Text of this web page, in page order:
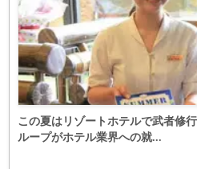
この夏はリゾートホテルで武者修
ループがホテル業界への就...